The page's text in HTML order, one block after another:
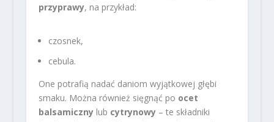
przyprawy, na przykład:
czosnek,
cebula.
One potrafią nadać daniom wyjątkowej głębi
smaku. Można również sięgnąć po ocet
balsamicznylub cytrynowy– te składniki